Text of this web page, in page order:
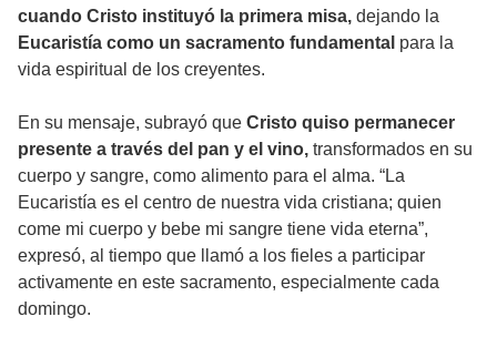
cuando Cristo instituyó la primera misa, dejando la
Eucaristía como un sacramento fundamental para la
vida espiritual de los creyentes.
En su mensaje, subrayó que Cristo quiso permanecer
presente a través del pan y el vino, transformados en su
cuerpo y sangre, como alimento para el alma. “La
Eucaristía es el centro de nuestra vida cristiana; quien
come mi cuerpo y bebe mi sangre tiene vida eterna”,
expresó, al tiempo que llamó a los fieles a participar
activamente en este sacramento, especialmente cada
domingo.